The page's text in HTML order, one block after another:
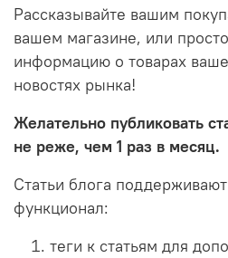
Рассказывайте вашим
вашем магазине, или
информацию о товарах
новостях рынка!
Желательно публиковать
не реже, чем 1 раз в месяц.
Статьи блога
функционал:
теги к статьям для